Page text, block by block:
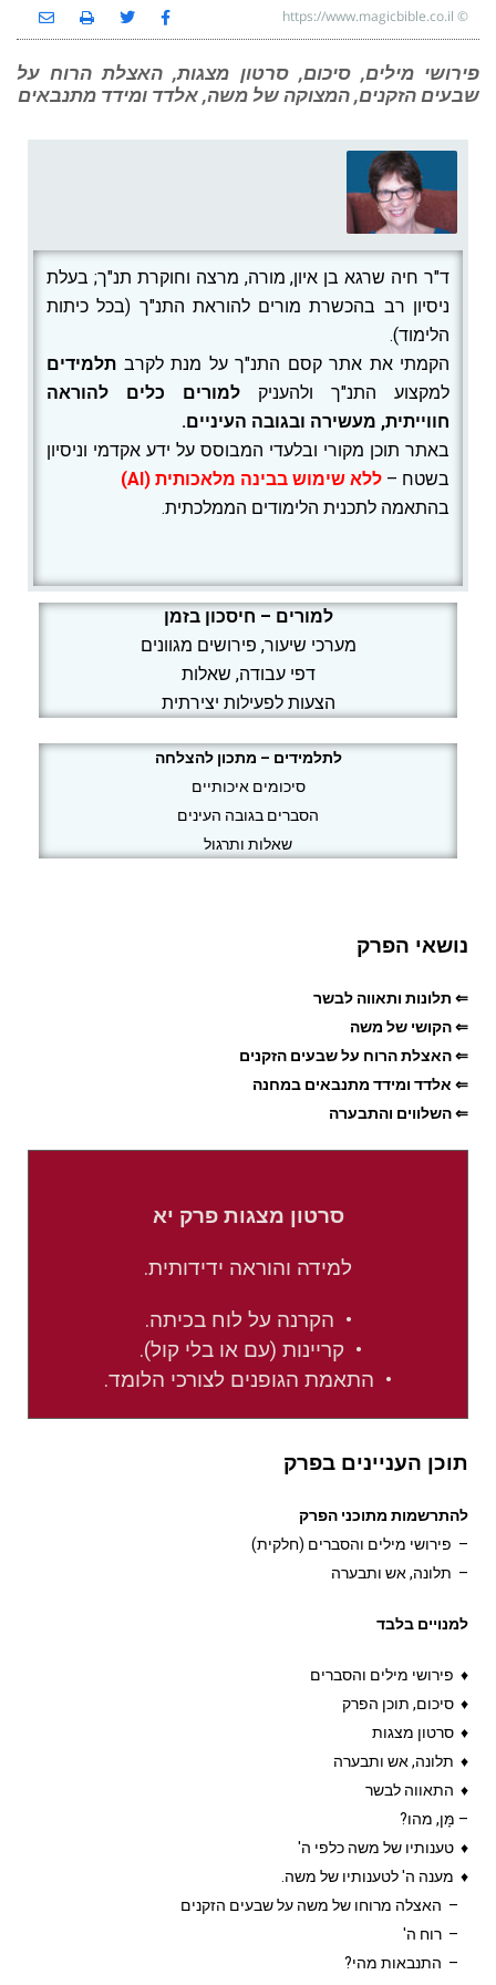
©
https://www.magicbible.co.il
פירושי מילים, סיכום, סרטון מצגות, האצלת הרוח על
שבעים הזקנים, המצוקה של משה, אלדד ומידד מתנבאים
ד"ר חיה שרגא בן איון, מורה, מרצה וחוקרת תנ"ך; בעלת
ניסיון רב בהכשרת מורים להוראת התנ"ך (בכל כיתות
הלימוד).
הקמתי את אתר קסם התנ"ך על מנת לקרב תלמידים
למקצוע התנ"ך ולהעניק למורים
כלים להוראה
חווייתית, מעשירה ובגובה העיניים.
באתר תוכן מקורי ובלעדי המבוסס על ידע אקדמי וניסיון
בשטח – ללא שימוש בבינה מלאכותית (AI)
בהתאמה לתכנית הלימודים הממלכתית.
למורים – חיסכון בזמן
מערכי שיעור, פירושים מגוונים
דפי עבודה, שאלות
הצעות לפעילות יצירתית
לתלמידים – מתכון להצלחה
סיכומים איכותיים
הסברים בגובה העינים
שאלות ותרגול
נושאי הפרק
⇐ תלונות ותאווה לבשר
⇐ הקושי של משה
⇐ האצלת הרוח על שבעים הזקנים
⇐ אלדד ומידד מתנבאים במחנה
⇐ השלווים והתבערה
סרטון מצגות פרק יא
למידה והוראה ידידותית.
• הקרנה על לוח בכיתה.
• קריינות (עם או בלי קול).
• התאמת הגופנים לצורכי הלומד.
תוכן העניינים בפרק
להתרשמות מתוכני הפרק
– פירושי מילים והסברים (חלקית)
– תלונה, אש ותבערה
למנויים בלבד
♦ ​פירושי מילים והסברים
♦ ​סיכום, תוכן הפרק
♦ סרטון מצגות
♦ תלונה, אש ותבערה
♦ התאווה לבשר
– מָּן, מהו?
♦ טענותיו של משה כלפי ה'
♦ ​מענה ה' לטענותיו של משה.
– האצלה מרוחו של משה על שבעים הזקנים
– רוח ה'
– התנבאות מהי?